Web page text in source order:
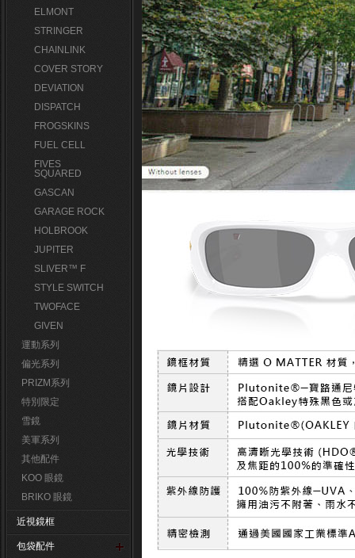
ELMONT
STRINGER
CHAINLINK
COVER STORY
DEVIATION
DISPATCH
FROGSKINS
FUEL CELL
FIVES
SQUARED
GASCAN
GARAGE ROCK
HOLBROOK
JUPITER
SLIVER™ F
STYLE SWITCH
TWOFACE
GIVEN
運動系列
偏光系列
PRIZM系列
特別限定
雪鏡
美軍系列
其他配件
KOO 眼鏡
BRIKO 眼鏡
近視鏡框
包袋配件